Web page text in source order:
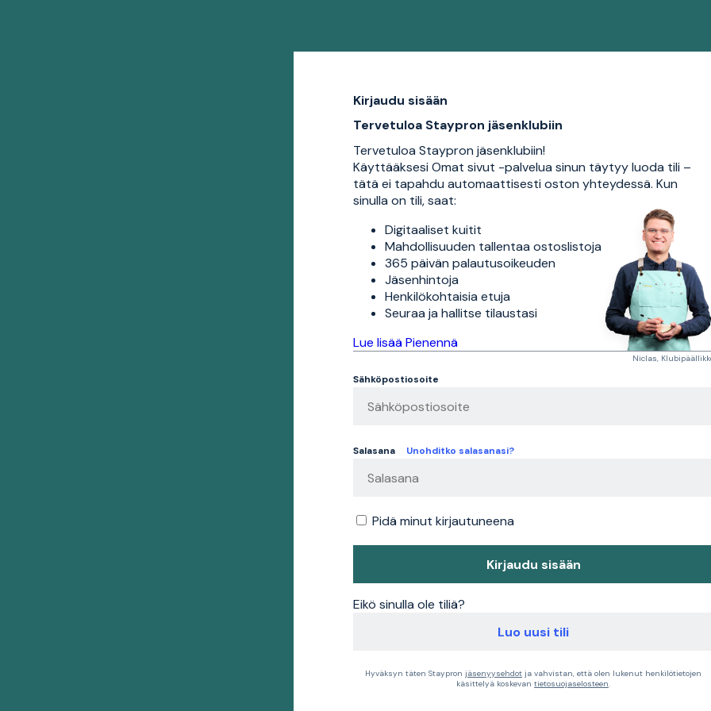
Kirjaudu sisään
Tervetuloa Staypron jäsenklubiin
Tervetuloa Staypron jäsenklubiin!
Käyttääksesi Omat sivut -palvelua sinun täytyy luoda tili –
tätä ei tapahdu automaattisesti oston yhteydessä. Kun
sinulla on tili, saat:
Digitaaliset kuitit
Mahdollisuuden tallentaa ostoslistoja
365 päivän palautusoikeuden
Jäsenhintoja
Henkilökohtaisia etuja
Seuraa ja hallitse tilaustasi
Lue lisää Pienennä
Niclas,
Sähköpostiosoite
Salasana Unohditko salasanasi?
Pidä minut kirjautuneena
Kirjaudu sisään
Eikö sinulla ole tiliä?
Luo uusi tili
Hyväksyn täten Staypron jäsenyysehdot ja vahvistan, että olen lukenut henkilötietojen
käsittelyä koskevan tietosuojaselosteen.